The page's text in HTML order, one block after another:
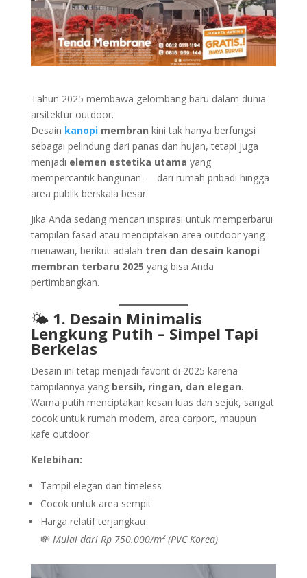
Tahun 2025 membawa gelombang baru dalam dunia
arsitektur outdoor.
Desain kanopimembran kini tak hanya berfungsi
sebagai pelindung dari panas dan hujan, tetapi juga
menjadi elemen estetika utama yang
mempercantik bangunan — dari rumah pribadi hingga
area publik berskala besar.
Jika Anda sedang mencari inspirasi untuk memperbarui
tampilan fasad atau menciptakan area outdoor yang
menawan, berikut adalah tren dan desain kanopi
membran terbaru 2025 yang bisa Anda
pertimbangkan.
🌤️ 1. Desain Minimalis
Lengkung Putih – Simpel Tapi
Berkelas
Desain ini tetap menjadi favorit di 2025 karena
tampilannya yang bersih, ringan, dan elegan.
Warna putih menciptakan kesan luas dan sejuk, sangat
cocok untuk rumah modern, area carport, maupun
kafe outdoor.
Kelebihan:
Tampil elegan dan timeless
Cocok untuk area sempit
Harga relatif terjangkau
💸 Mulai dari Rp 750.000/m² (PVC Korea)